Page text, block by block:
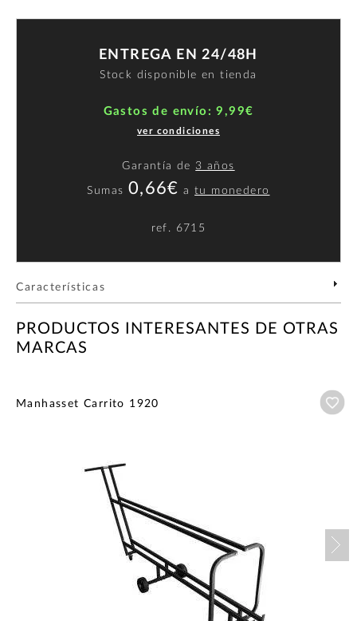
ENTREGA EN 24/48H
Stock disponible en tienda
Gastos de envío: 9,99€
ver condiciones
Garantía de 3 años
Sumas 0,66€ atu monedero
ref. 6715
Características
PRODUCTOS INTERESANTES DE OTRAS
MARCAS
Manhasset Carrito 1920